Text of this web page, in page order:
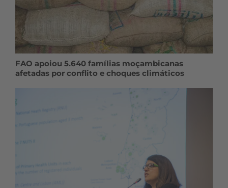
FAO apoiou 5.640 famílias moçambicanas
afetadas por conflito e choques climáticos